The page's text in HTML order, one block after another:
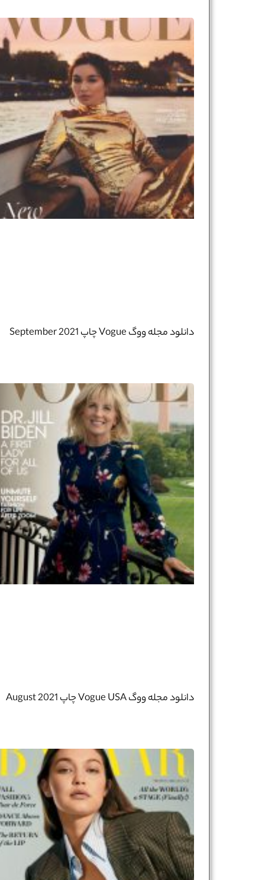
دانلود مجله ووگ Vogue چاپ September 2021
دانلود مجله ووگ Vogue USA چاپ August 2021
نام و نام خانوادگی : *
*